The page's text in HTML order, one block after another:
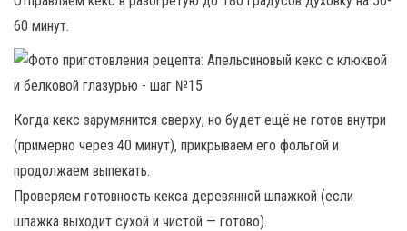
60 минут.
Когда кекс зарумянится сверху, но будет ещё не готов внутри
(примерно через 40 минут), прикрываем его фольгой и
продолжаем выпекать.
Проверяем готовность кекса деревянной шпажкой (если
шпажка выходит сухой и чистой — готово).